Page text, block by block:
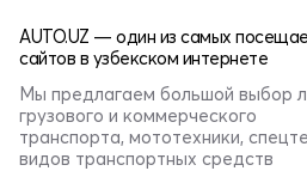
AUTO.UZ — один из самых
сайтов в узбекском интернете
Мы предлагаем большой выбор
грузового и коммерческого
транспорта, мототехники,
видов транспортных средств